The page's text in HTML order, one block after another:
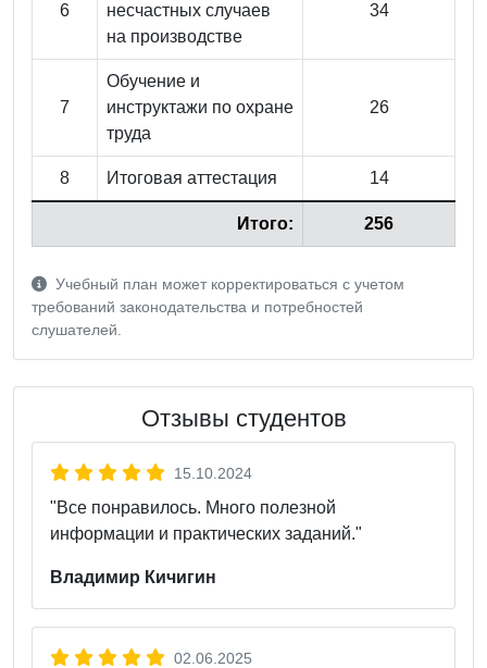
6
несчастных случаев
на производстве
34
7
Обучение и
инструктажи по охране
труда
26
8 Итоговая аттестация 14
Итого: 256
Учебный план может корректироваться с учетом
требований законодательства и потребностей
слушателей.
Отзывы студентов
15.10.2024
"Все понравилось. Много полезной
информации и практических заданий."
Владимир Кичигин
02.06.2025